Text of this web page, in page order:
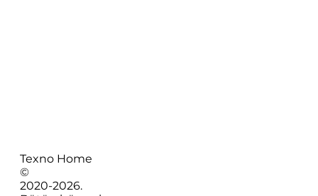
Texno Home
©
2020-2026.